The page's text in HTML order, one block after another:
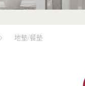
地墊/餐墊